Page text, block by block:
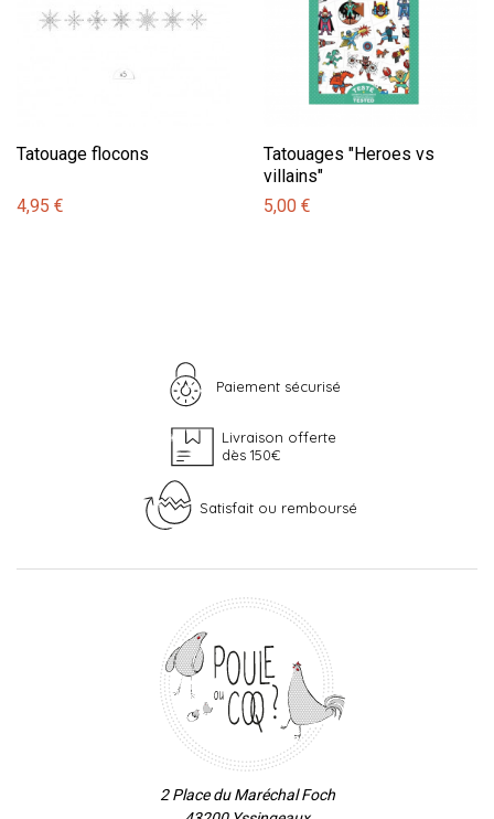
Tatouage flocons
4,95 €
Tatouages "Heroes vs
villains"
5,00 €
Paiement sécurisé
Livraison offerte
dès 150€
Satisfait ou remboursé
2 Place du Maréchal Foch